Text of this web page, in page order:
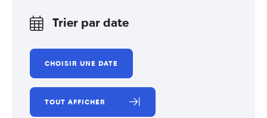
Trier par date
TOUT AFFICHER